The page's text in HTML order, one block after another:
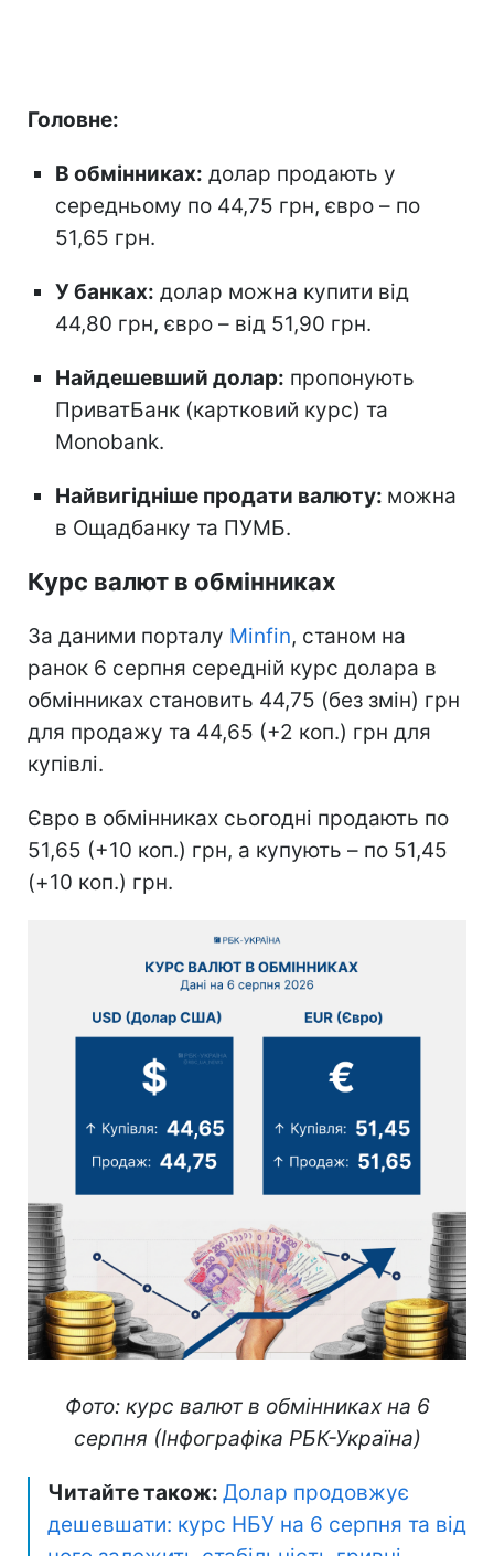
Головне:
В обмінниках: долар продають у
середньому по 44,75 грн, євро – по
51,65 грн.
У банках: долар можна купити від
44,80 грн, євро – від 51,90 грн.
Найдешевший долар: пропонують
ПриватБанк (картковий курс) та
Monobank.
Найвигідніше продати валюту: можна
в Ощадбанку та ПУМБ.
Курс валют в обмінниках
За даними порталу Minfin, станом на
ранок 6 серпня середній курс долара в
обмінниках становить 44,75 (без змін) грн
для продажу та 44,65 (+2 коп.) грн для
купівлі.
Євро в обмінниках сьогодні продають по
51,65 (+10 коп.) грн, а купують – по 51,45
(+10 коп.) грн.
Фото: курс валют в обмінниках на 6
серпня (Інфографіка РБК-Україна)
Читайте також: Долар продовжує
дешевшати: курс НБУ на 6 серпня та від